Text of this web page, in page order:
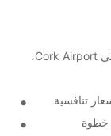
عندما تختار Europcar لتأجير سيارتك أو شاحنتك في Cork Airport،
تنافسية
خطوة